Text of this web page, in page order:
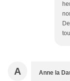
A Anne la